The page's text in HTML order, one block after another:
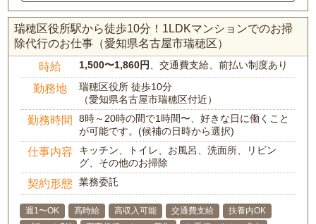
瑞穂区役所駅から徒歩10分！1LDKマンションでのお掃
除代行のお仕事（愛知県名古屋市瑞穂区）
時給 1,500〜1,860円 、交通費支給、前払い制度あり
勤務地
瑞穂区役所 徒歩10分
（愛知県名古屋市瑞穂区付近）
勤務時間
8時～20時の間で1時間〜、好きな日に働くこと
が可能です。(候補の日時から選択)
仕事内容
キッチン、トイレ、お風呂、洗面所、リビン
グ、その他のお掃除
契約形態 業務委託
週1〜OK 高時給 高収入可能 交通費支給
扶養内OK